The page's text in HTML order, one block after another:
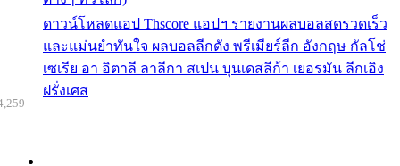
ดาวน์โหลดแอป Thscore แอปฯ รายงานผลบอลสดรวดเร็ว
และแม่นยำทันใจ ผลบอลลีกดัง พรีเมียร์ลีก อังกฤษ กัลโช่
เซเรีย อา อิตาลี ลาลีกา สเปน บุนเดสลีก้า เยอรมัน ลีกเอิง
ฝรั่งเศส